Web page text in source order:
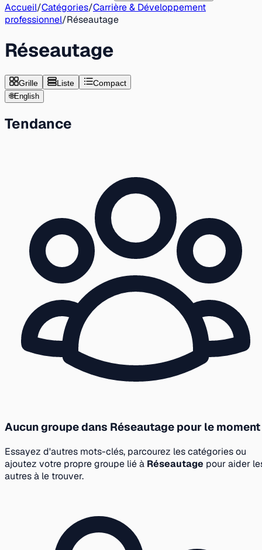
Accueil/Catégories/Carrière & Développement
professionnel/Réseautage
Réseautage
Grille Liste Compact
🌐English
Tendance
Aucun groupe dans Réseautage pour le moment
Essayez d'autres mots-clés, parcourez les catégories ou
ajoutez votre propre groupe lié à Réseautage pour aider
autres à le trouver.